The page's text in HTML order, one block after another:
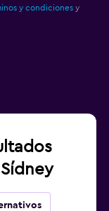
y condiciones y